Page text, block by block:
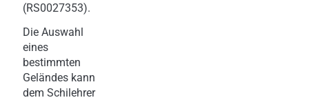
(RS0027353).
Die Auswahl
eines
bestimmten
Geländes kann
dem Schilehrer